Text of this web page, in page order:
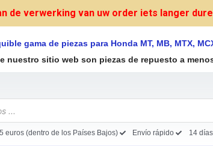
de verwerking van uw order iets langer
gama de piezas para Honda MT, MB, MTX,
nuestro sitio web son piezas de repuesto a
euros (dentro de los Países Bajos) Envío rápido 14